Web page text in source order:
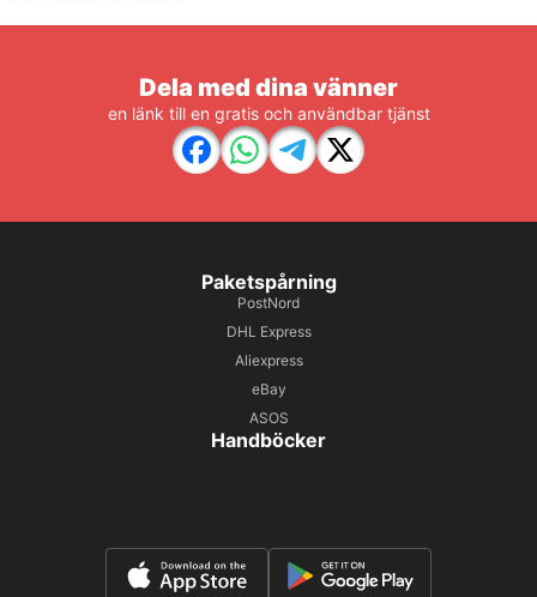
Dela med dina vänner
en länk till en gratis och användbar tjänst
Paketspårning
PostNord
DHL Express
Aliexpress
eBay
ASOS
Handböcker